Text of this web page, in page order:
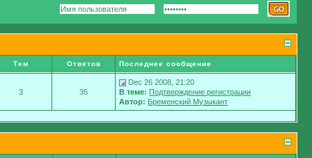
Тем Ответов Последнее сообщение
3 35
Dec 26 2008, 21:20
В теме: Подтверждение регистрации
Автор: Бременский Музыкант